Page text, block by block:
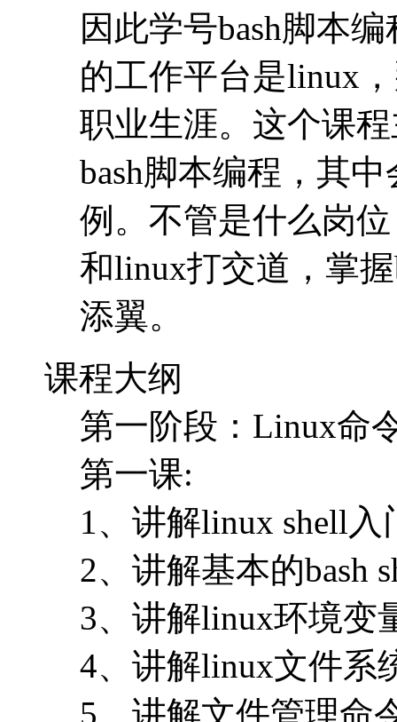
因此学号bash脚本
的工作平台是linux
职业生涯。这个课
bash脚本编程，其
例。不管是什么岗
和linux打交道，掌
添翼。
课程大纲
第一阶段：Linux命
第一课:
1、讲解linux shell入
2、讲解基本的bash
3、讲解linux环境变
4、讲解linux文件系
5、讲解文件管理命